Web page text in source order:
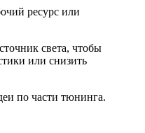
ресурс или
света, чтобы
или снизить
по части тюнинга.